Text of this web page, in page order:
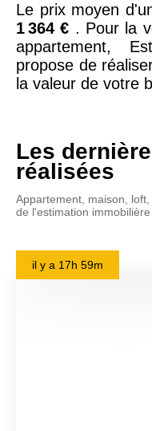
Le prix moyen
1 364 € . Pour la
appartement,
propose de
la valeur de votre
Les
réalisées
Appartement, maison,
de l'estimation immobilière
il y a 17h 59m